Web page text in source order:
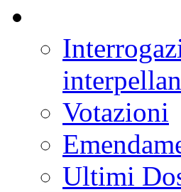
Votazioni
Ultimi